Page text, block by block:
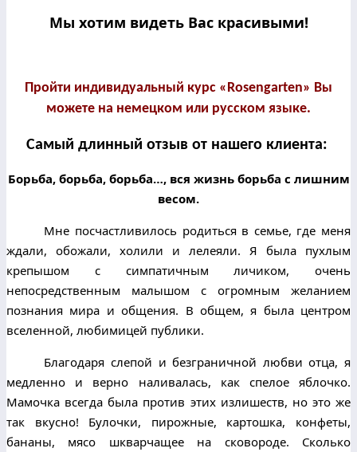
Мы хотим видеть Вас красивыми!
Пройти индивидуальный курс «Rosengarten» Вы
можете на немецком или русском языке.
Самый длинный отзыв от нашего клиента:
Борьба, борьба, борьба…, вся жизнь борьба с лишним
весом.
Мне посчастливилось родиться в семье, где меня
ждали, обожали, холили и лелеяли. Я была пухлым
крепышом с симпатичным личиком, очень
непосредственным малышом с огромным желанием
познания мира и общения. В общем, я была центром
вселенной, любимицей публики.
Благодаря слепой и безграничной любви отца, я
медленно и верно наливалась, как спелое яблочко.
Мамочка всегда была против этих излишеств, но это же
так вкусно! Булочки, пирожные, картошка, конфеты,
бананы, мясо шкварчащее на сковороде. Сколько